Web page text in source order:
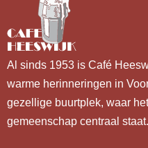
Al sinds 1953 is Café
warme herinneringen in
gezellige buurtplek, waar
gemeenschap centraal staat.